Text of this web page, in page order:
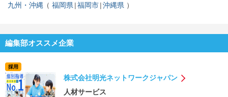
九州・沖縄
福岡県 福岡市 沖縄県
編集部オススメ企業
採用
株式会社明光ネットワークジャパン
人材サービス